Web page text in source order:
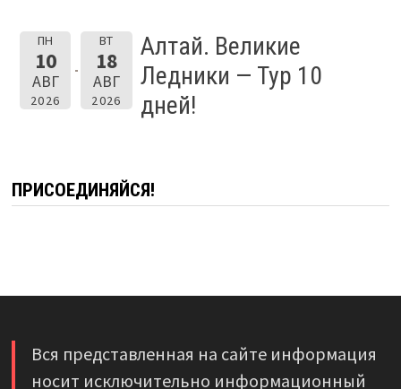
ПН
10
АВГ
2026
ВТ
18
АВГ
2026
Алтай. Великие
Ледники — Тур 10
дней!
ПРИСОЕДИНЯЙСЯ!
Вся представленная на сайте информация
носит исключительно информационный